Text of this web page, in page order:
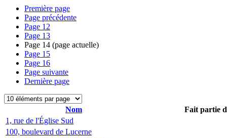
Première page
Page précédente
Page 12
Page 13
Page 14 (page actuelle)
Page 15
Page 16
Page suivante
Dernière page
Nom
Fait partie
1, rue de l'Église Sud
100, boulevard de Lucerne